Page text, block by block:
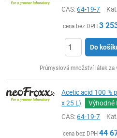
CAS:64-19-7
cena bez DPH 3
Do
Průmyslová množství látek za
Acetic acid 100 %
x 25 L)
Výhodné
CAS:64-19-7
cena bez DPH 44